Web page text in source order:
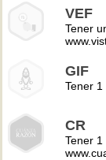
VEF
Tener
GIF
Tener 1
CR
Tener